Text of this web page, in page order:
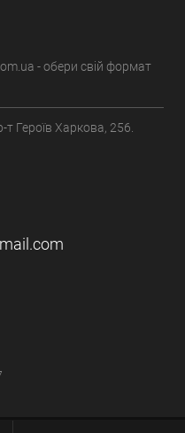
- обери свій формат
Героїв Харкова, 256.